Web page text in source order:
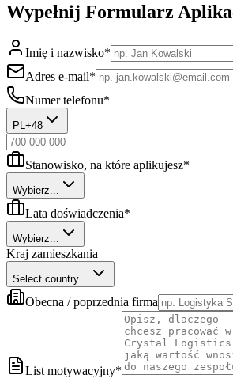
Wypełnij Formularz
Imię i nazwisko*
Adres e-mail*
Numer telefonu*
PL+48
Stanowisko, na które aplikujesz*
Wybierz...
Lata doświadczenia*
Wybierz...
Kraj zamieszkania
Select country…
Obecna / poprzednia firma
List motywacyjny*